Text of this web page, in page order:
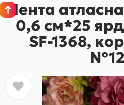
Лента
0,6 см*25
SF-1368,